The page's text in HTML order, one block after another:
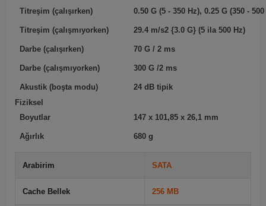
Titreşim (çalışırken) 0.50 G (5 - 350 Hz), 0.25 G (350 - 500
Titreşim (çalışmıyorken) 29.4 m/s2 {3.0 G} (5 ila 500 Hz)
Darbe (çalışırken) 70 G / 2 ms
Darbe (çalışmıyorken) 300 G /2 ms
Akustik (boşta modu)
24 dB tipik
Fiziksel
Boyutlar
147 x 101,85 x 26,1 mm
Ağırlık 680 g
Arabirim SATA
Cache Bellek 256 MB